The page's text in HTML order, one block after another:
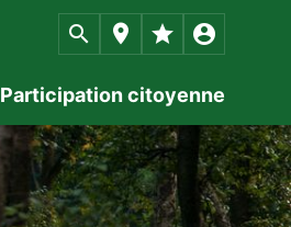
Participation citoyenne